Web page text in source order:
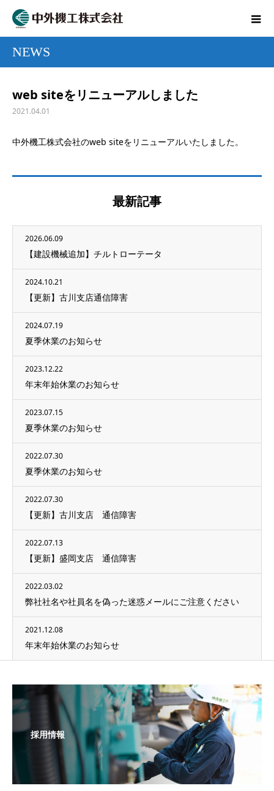
NEWS
web siteをリニューアルしました
2021.04.01
中外機工株式会社のweb siteをリニューアルいたしました。
最新記事
2026.06.09
【建設機械追加】チルトローテータ
2024.10.21
【更新】古川支店通信障害
2024.07.19
夏季休業のお知らせ
2023.12.22
年末年始休業のお知らせ
2023.07.15
夏季休業のお知らせ
2022.07.30
夏季休業のお知らせ
2022.07.30
【更新】古川支店 通信障害
2022.07.13
【更新】盛岡支店 通信障害
2022.03.02
弊社社名や社員名を偽った迷惑メールにご注意ください
2021.12.08
年末年始休業のお知らせ
採用情報